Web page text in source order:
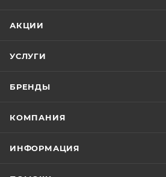
АКЦИИ
УСЛУГИ
БРЕНДЫ
КОМПАНИЯ
ИНФОРМАЦИЯ